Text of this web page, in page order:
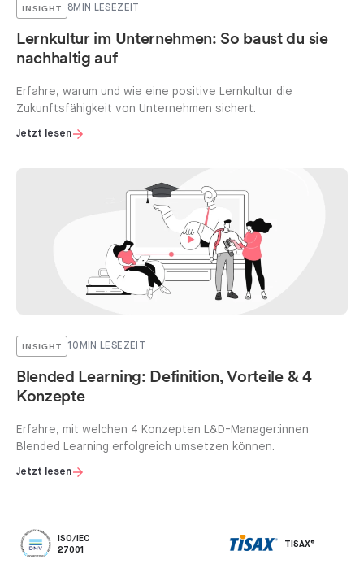
INSIGHT 8MIN LESEZEIT
Lernkultur im Unternehmen: So baust du sie
nachhaltig auf
Erfahre, warum und wie eine positive Lernkultur die
Zukunftsfähigkeit von Unternehmen sichert.
Jetzt lesen
INSIGHT 10 MIN LESEZEIT
Blended Learning: Definition, Vorteile & 4
Konzepte
Erfahre, mit welchen 4 Konzepten L&D-Manager:innen
Blended Learning erfolgreich umsetzen können.
Jetzt lesen
ISO/IEC
27001
TISAX®